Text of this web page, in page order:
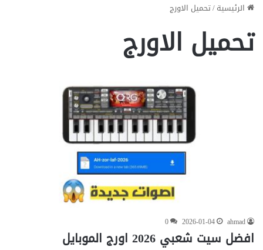
الرئيسية/تحميل الاورج
تحميل الاورج
ahmad
2026-01-04
0
افضل سيت شعبي 2026 اورج الموبايل